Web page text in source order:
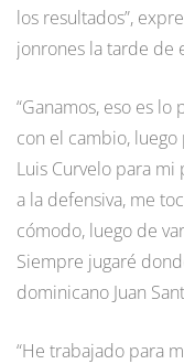
los resultados”,
jonrones la tarde de
“Ganamos, eso es
con el cambio,
Luis Curvelo para
a la defensiva, me
cómodo, luego de
Siempre jugaré
dominicano Juan
“He trabajado para